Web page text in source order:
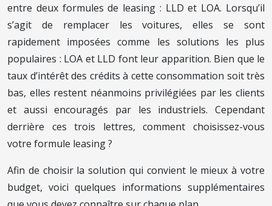
entre deux formules de leasing : LLD et LOA. Lorsqu’il
s’agit de remplacer les voitures, elles se sont
rapidement imposées comme les solutions les plus
populaires : LOA et LLD font leur apparition. Bien que le
taux d’intérêt des crédits à cette consommation soit très
bas, elles restent néanmoins privilégiées par les clients
et aussi encouragés par les industriels. Cependant
derrière ces trois lettres, comment choisissez-vous
votre formule leasing ?
Afin de choisir la solution qui convient le mieux à votre
budget, voici quelques informations supplémentaires